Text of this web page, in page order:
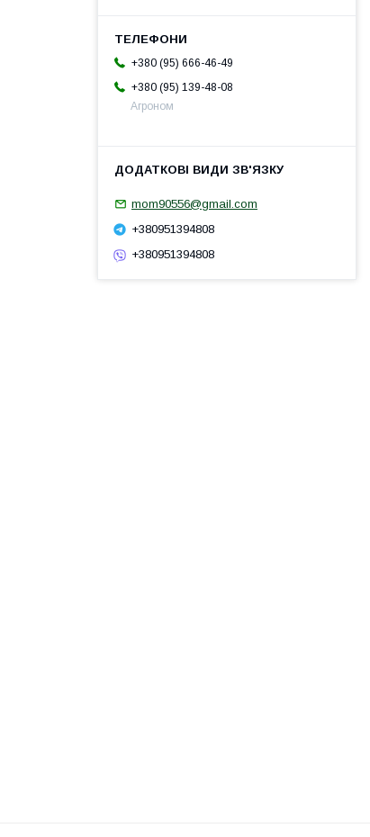
+380 (95) 666-46-49
+380 (95) 139-48-08
Агроном
mom90556@gmail.com
+380951394808
+380951394808